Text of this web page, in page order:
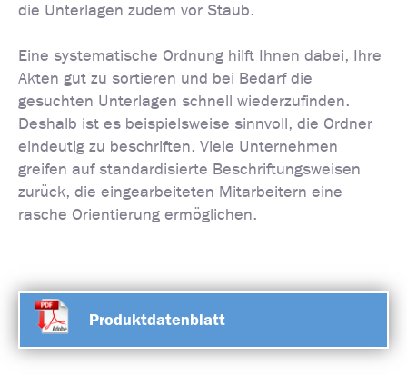
die Unterlagen zudem vor Staub.
Eine systematische Ordnung hilft Ihnen dabei, Ihre
Akten gut zu sortieren und bei Bedarf die
gesuchten Unterlagen schnell wiederzufinden.
Deshalb ist es beispielsweise sinnvoll, die Ordner
eindeutig zu beschriften. Viele Unternehmen
greifen auf standardisierte Beschriftungsweisen
zurück, die eingearbeiteten Mitarbeitern eine
rasche Orientierung ermöglichen.
Produktdatenblatt